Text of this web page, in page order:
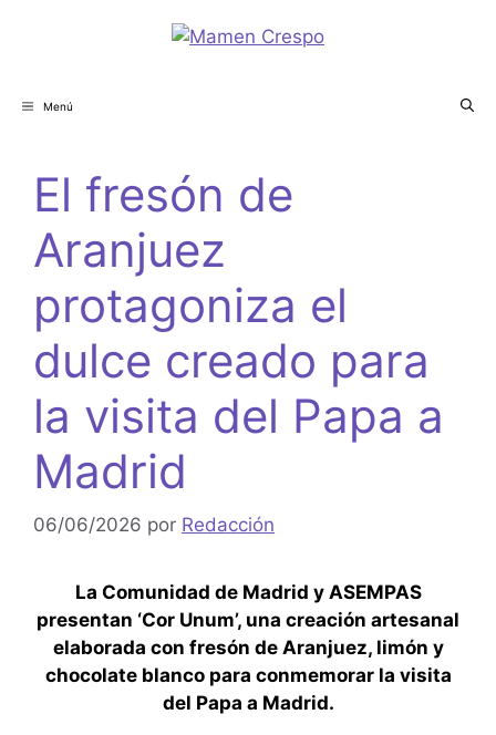
Menú
El fresón de
Aranjuez
protagoniza el
dulce creado para
la visita del Papa a
Madrid
06/06/2026 por Redacción
La Comunidad de Madrid y ASEMPAS
presentan ‘Cor Unum’, una creación artesanal
elaborada con fresón de Aranjuez, limón y
chocolate blanco para conmemorar la visita
del Papa a Madrid.